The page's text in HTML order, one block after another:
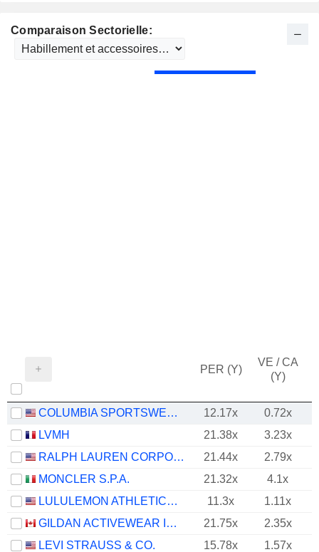
Comparaison Sectorielle:
PER (Y)
VE / CA
(Y)
COLUMBIA SPORTSWEAR COMPANY 12.17x
0.72x
LVMH
21.38x 3.23x
RALPH LAUREN CORPORATION
21.44x
2.79x
MONCLER S.P.A.
21.32x
4.1x
LULULEMON ATHLETICA INC.
11.3x
1.11x
GILDAN ACTIVEWEAR INC.
21.75x
2.35x
LEVI STRAUSS & CO.
15.78x 1.57x